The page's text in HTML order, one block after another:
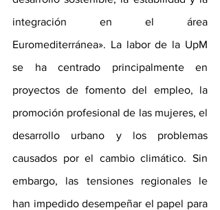
integración en el área
Euromediterránea». La labor de la UpM
se ha centrado principalmente en
proyectos de fomento del empleo, la
promoción profesional de las mujeres, el
desarrollo urbano y los problemas
causados por el cambio climático. Sin
embargo, las tensiones regionales le
han impedido desempeñar el papel para